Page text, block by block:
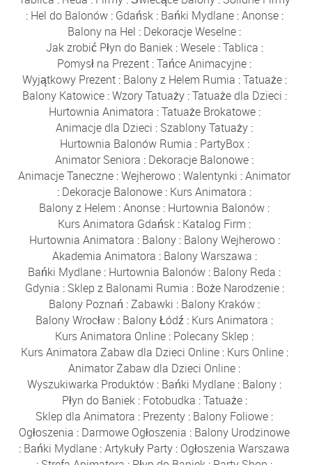
: Hel do Balonów: Gdańsk: Bańki Mydlane:Anonse:
Balony na Hel : Dekoracje Weselne :
Jak zrobić Płyn do Baniek:Wesele:Tablica :
Pomysł na Prezent :Tańce Animacyjne :
Wyjątkowy Prezent: Balony z Helem Rumia :Tatuaże:
Balony Katowice:Wzory Tatuaży:Tatuaże dla Dzieci :
Hurtownia Animatora :Tatuaże Brokatowe:
Animacje dla Dzieci : Szablony Tatuaży :
Hurtownia Balonów Rumia : PartyBox:
Animator Seniora : Dekoracje Balonowe :
Animacje Taneczne :Wejherowo :Walentynki :Animator
: Dekoracje Balonowe : Kurs Animatora :
Balony z Helem :Anonse : Hurtownia Balonów :
Kurs Animatora Gdańsk : Katalog Firm :
Hurtownia Animatora : Balony: Balony Wejherowo:
Akademia Animatora : Balony Warszawa :
Bańki Mydlane : Hurtownia Balonów : Balony Reda :
Gdynia : Sklep z Balonami Rumia : Boże Narodzenie:
Balony Poznań :Zabawki : Balony Kraków :
Balony Wrocław : Balony Łódź : Kurs Animatora :
Kurs Animatora Online : Polecany Sklep :
Kurs Animatora Zabaw dla Dzieci Online: Kurs Online:
Animator Zabaw dla Dzieci Online :
Wyszukiwarka Produktów : Bańki Mydlane : Balony :
Płyn do Baniek: Fotobudka :Tatuaże:
Sklep dla Animatora : Prezenty : Balony Foliowe :
Ogłoszenia : Darmowe Ogłoszenia : Balony Urodzinowe
: Bańki Mydlane :Artykuły Party : Ogłoszenia Warszawa